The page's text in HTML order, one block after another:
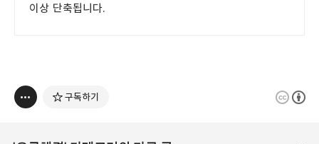
이상 단축됩니다.
구독하기